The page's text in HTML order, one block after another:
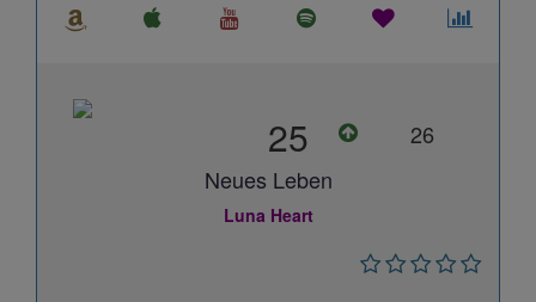
25
26
Neues Leben
Luna Heart